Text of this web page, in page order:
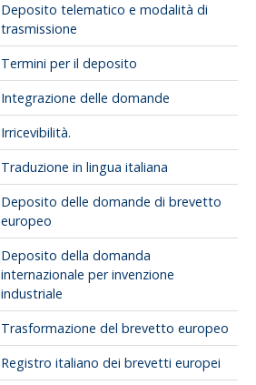
Deposito telematico e modalità di
trasmissione
Termini per il deposito
Integrazione delle domande
Irricevibilità.
Traduzione in lingua italiana
Deposito delle domande di brevetto
europeo
Deposito della domanda
internazionale per invenzione
industriale
Trasformazione del brevetto europeo
Registro italiano dei brevetti europei